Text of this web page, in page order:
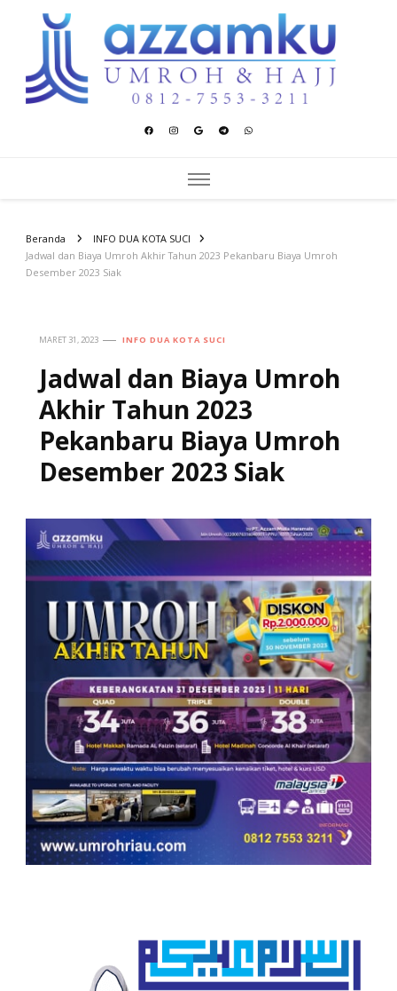
Azzamku Umroh dan Hajj
Beranda
INFO DUA KOTA SUCI
Jadwal dan Biaya Umroh Akhir Tahun 2023 Pekanbaru Biaya Umroh
Desember 2023 Siak
MARET 31, 2023 INFO DUA KOTA SUCI
Jadwal dan Biaya Umroh
Akhir Tahun 2023
Pekanbaru Biaya Umroh
Desember 2023 Siak